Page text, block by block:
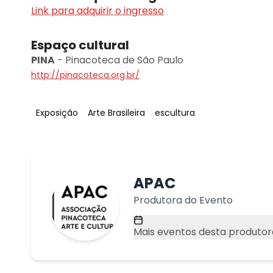
Link para adquirir o ingresso
Espaço cultural
PINA - Pinacoteca de São Paulo
http://pinacoteca.org.br/
Tag:
Exposição Tag:
Arte Brasileira Tag:
escultura
APAC
Produtora do Evento
Mais eventos desta